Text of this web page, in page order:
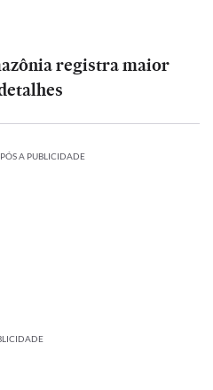
registra maior
A PUBLICIDADE